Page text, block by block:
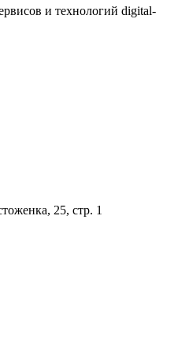
и технологий digital-
25, стр. 1